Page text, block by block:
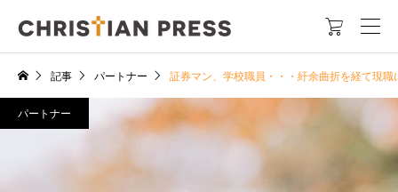

記事 パートナー 証券マン、学校職員・・・紆余曲折を経て現
パートナー